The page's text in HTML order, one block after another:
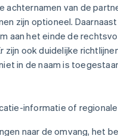
achternamen van de
zijn optioneel.
aan het einde de
zijn ook duidelijke
in de naam is
informatie of
naar de omvang, het